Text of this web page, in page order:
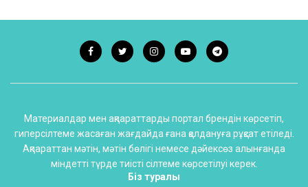
Материалдар мен ақпараттарды портал брендін көрсетіп,
гиперсілтеме жасаған жағдайда ғана қолдануға рұқсат етіледі.
Ақпараттан мәтін, мәтін бөлігі немесе дәйексөз алынғанда
міндетті түрде тиісті сілтеме көрсетілуі керек.
Біз туралы